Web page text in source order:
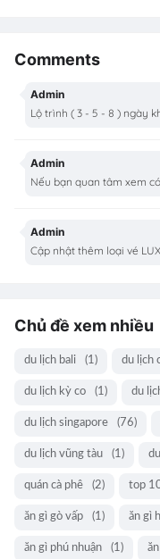
Comments
Admin
Lộ trình ( 3 - 5 - 8 ) ngày
Admin
Nếu bạn quan tâm xem
Admin
Cập nhật thêm loại vé
Chủ đề xem nhiều
du lịch bali (1) du lịch
du lịch kỳ co (1) du
du lịch singapore (76)
du lịch vũng tàu (1)
quán cà phê (2) top
ăn gì gò vấp (1) ăn gì
ăn gì phú nhuận (1)